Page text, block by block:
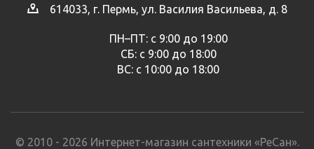
614033, г. Пермь, ул. Василия Васильева, д. 8
ПН–ПТ: с 9:00 до 19:00
СБ: с 9:00 до 18:00
ВС: с 10:00 до 18:00
© 2010 - 2026 Интернет-магазин сантехники «РеСан».